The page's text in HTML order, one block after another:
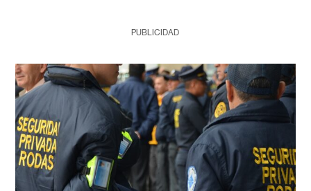
PUBLICIDAD